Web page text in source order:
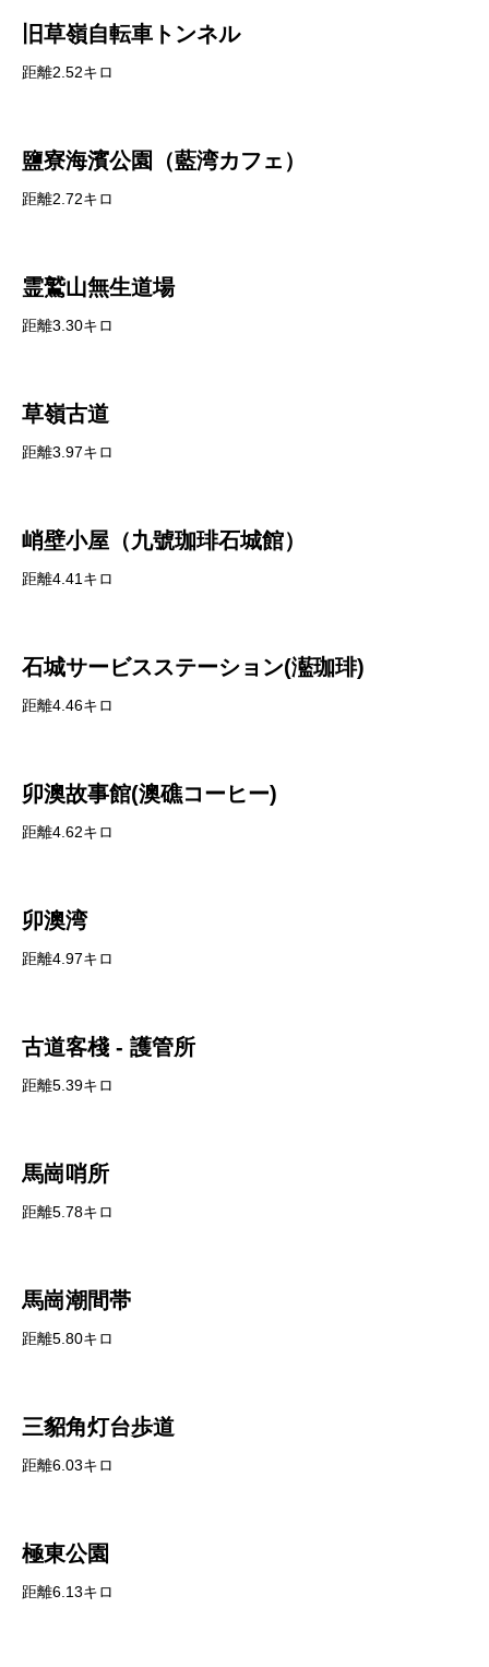
旧草嶺自転車トンネル
距離2.52キロ
鹽寮海濱公園（藍湾カフェ）
距離2.72キロ
霊鷲山無生道場
距離3.30キロ
草嶺古道
距離3.97キロ
峭壁小屋（九號珈琲石城館）
距離4.41キロ
石城サービスステーション(灆珈琲)
距離4.46キロ
卯澳故事館(澳礁コーヒー)
距離4.62キロ
卯澳湾
距離4.97キロ
古道客棧 - 護管所
距離5.39キロ
馬崗哨所
距離5.78キロ
馬崗潮間帯
距離5.80キロ
三貂角灯台歩道
距離6.03キロ
極東公園
距離6.13キロ